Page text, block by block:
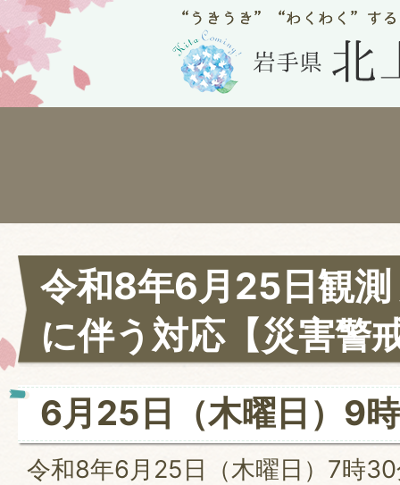
令和8年6月25日観
に伴う対応【災害警
6月25日（木曜日）9
令和8年6月25日（木曜日）7時